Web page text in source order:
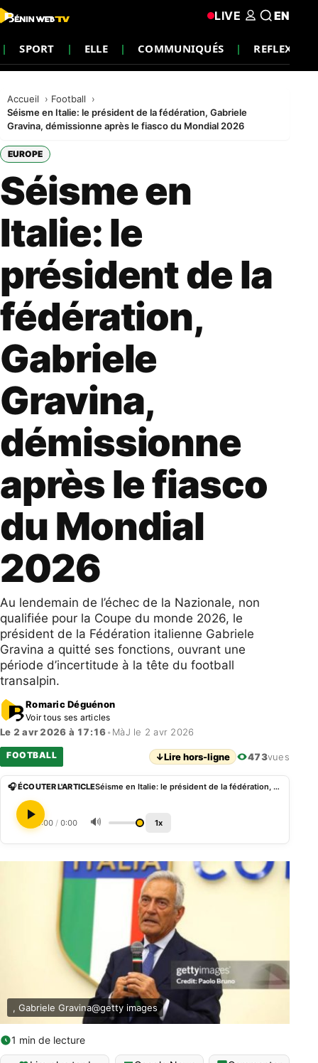
SPORT ELLE COMMUNIQUÉS REFLEXION
LIVE EN
Accueil
Football
Séisme en Italie: le président de la fédération, Gabriele
Gravina, démissionne après le fiasco du Mondial 2026
EUROPE
Séisme en
Italie: le
président de la
fédération,
Gabriele
Gravina,
démissionne
après le fiasco
du Mondial
2026
Au lendemain de l’échec de la Nazionale, non
qualifiée pour la Coupe du monde 2026, le
président de la Fédération italienne Gabriele
Gravina a quitté ses fonctions, ouvrant une
période d’incertitude à la tête du football
transalpin.
Romaric Déguénon
Voir tous ses articles
Le 2 avr 2026 à 17:16• MàJ le 2 avr 2026
FOOTBALL ↓Lire hors-ligne 473vues
🎧 ÉCOUTER L'ARTICLE Séisme en Italie: le président de la fédération, Gabriele Gravina, démissionne après le fiasco du Mondial 2026
0:00 / 0:00 🔊 1x
, Gabriele Gravina@getty images
1 min de lecture